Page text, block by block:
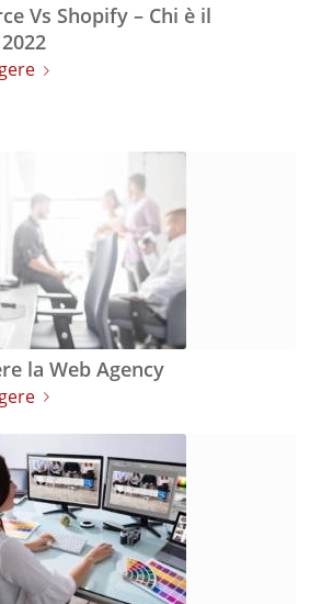
Vs Shopify – Chi è il
la Web Agency